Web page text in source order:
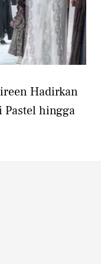
Hadirkan
Pastel hingga